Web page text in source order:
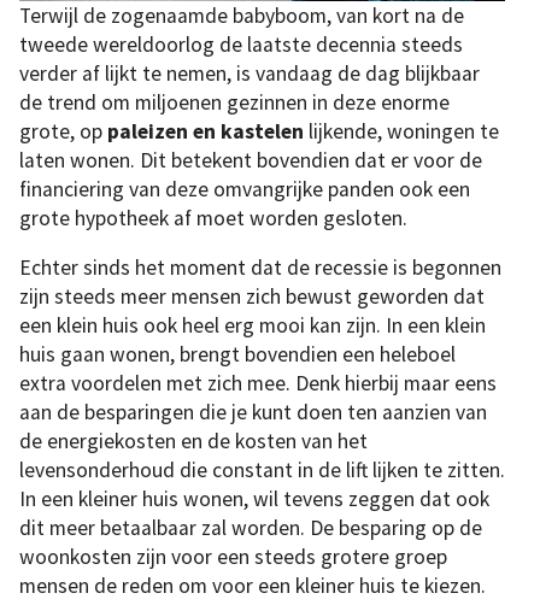
Terwijl de zogenaamde babyboom, van kort na de
tweede wereldoorlog de laatste decennia steeds
verder af lijkt te nemen, is vandaag de dag blijkbaar
de trend om miljoenen gezinnen in deze enorme
grote, op paleizen en kastelen lijkende, woningen te
laten wonen. Dit betekent bovendien dat er voor de
financiering van deze omvangrijke panden ook een
grote hypotheek af moet worden gesloten.
Echter sinds het moment dat de recessie is begonnen
zijn steeds meer mensen zich bewust geworden dat
een klein huis ook heel erg mooi kan zijn. In een klein
huis gaan wonen, brengt bovendien een heleboel
extra voordelen met zich mee. Denk hierbij maar eens
aan de besparingen die je kunt doen ten aanzien van
de energiekosten en de kosten van het
levensonderhoud die constant in de lift lijken te zitten.
In een kleiner huis wonen, wil tevens zeggen dat ook
dit meer betaalbaar zal worden. De besparing op de
woonkosten zijn voor een steeds grotere groep
mensen de reden om voor een kleiner huis te kiezen.